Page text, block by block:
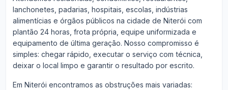
lanchonetes, padarias, hospitais, escolas, indústrias
alimentícias e órgãos públicos na cidade de Niterói com
plantão 24 horas, frota própria, equipe uniformizada e
equipamento de última geração. Nosso compromisso é
simples: chegar rápido, executar o serviço com técnica,
deixar o local limpo e garantir o resultado por escrito.
Em Niterói encontramos as obstruções mais variadas: